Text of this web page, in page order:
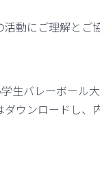
動にご理解とご
生バレーボール
ウンロードし、